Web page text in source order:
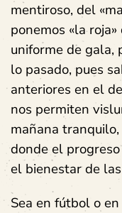
mentiroso, del
ponemos «la
uniforme de gala,
lo pasado, pues
anteriores en el
nos permiten
mañana
donde el
el bienestar
Sea en fútbol o